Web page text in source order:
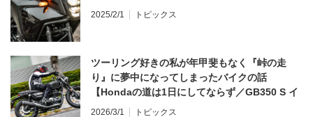
2025/2/1 トピックス
ツーリング好きの私が年甲斐もなく『峠の走
り』に夢中になってしまったバイクの話
【Hondaの道は1日にしてならず／GB350 S イ
ンプレ・レビュー 前編】
2026/3/1 トピックス